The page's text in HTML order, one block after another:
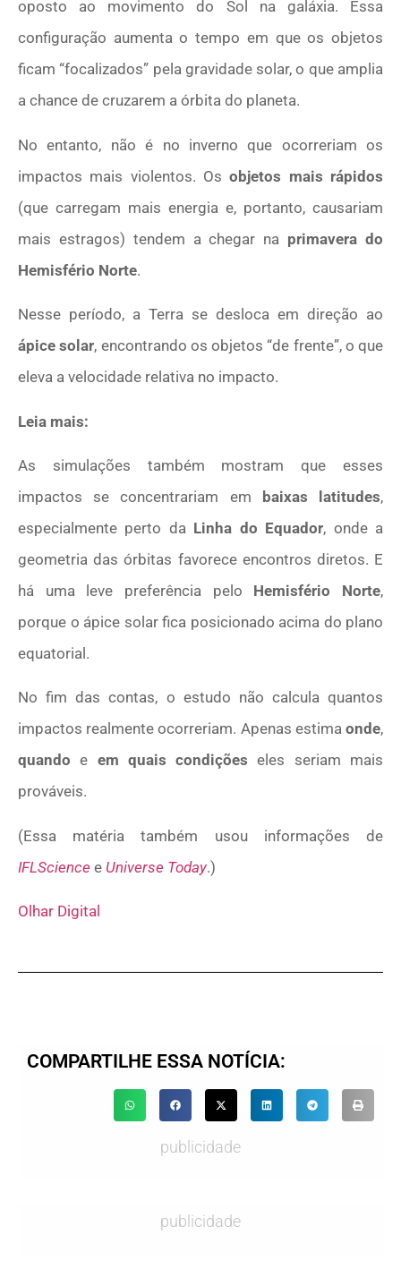
oposto ao movimento do Sol na galáxia. Essa
configuração aumenta o tempo em que os objetos
ficam “focalizados” pela gravidade solar, o que amplia
a chance de cruzarem a órbita do planeta.
No entanto, não é no inverno que ocorreriam os
impactos mais violentos. Osobjetos mais rápidos
(que carregam mais energia e, portanto, causariam
mais estragos) tendem a chegar na primavera do
Hemisfério Norte.
Nesse período, a Terra se desloca em direção ao
ápice solar, encontrando os objetos “de frente”, o que
eleva a velocidade relativa no impacto.
Leia mais:
As simulações também mostram que esses
impactos se concentrariam em
baixas latitudes,
especialmente perto da Linha do Equador, onde a
geometria das órbitas favorece encontros diretos. E
há uma leve preferência pelo Hemisfério Norte,
porque o ápice solar fica posicionado acima do plano
equatorial.
No fim das contas, o estudo não calcula quantos
impactos realmente ocorreriam. Apenas estima onde,
quando e em quais condições eles seriam mais
prováveis.
(Essa matéria também usou informações de
IFLScience e Universe Today.)
Olhar Digital
COMPARTILHE ESSA NOTÍCIA:
publicidade
publicidade